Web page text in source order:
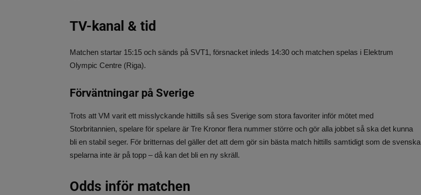
TV-kanal & tid
Matchen startar 15:15 och sänds på SVT1, försnacket inleds 14:30 och matchen spelas i Elektrum
Olympic Centre (Riga).
Förväntningar på Sverige
Trots att VM varit ett misslyckande hittills så ses Sverige som stora favoriter inför mötet med
Storbritannien, spelare för spelare är Tre Kronor flera nummer större och gör alla jobbet så ska det kunna
bli en stabil seger. För britternas del gäller det att dem gör sin bästa match hittills samtidigt som de svenska
spelarna inte är på topp – då kan det bli en ny skräll.
Odds inför matchen